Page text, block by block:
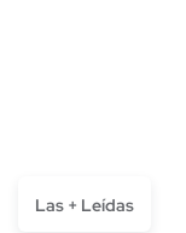
Las + Leídas